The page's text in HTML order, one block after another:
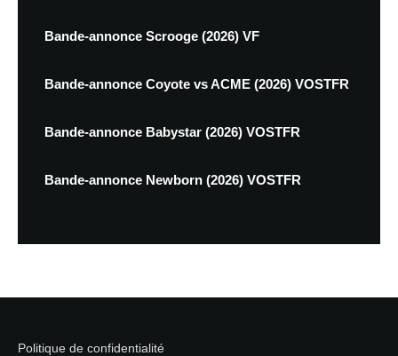
Bande-annonce Scrooge (2026) VF
Bande-annonce Coyote vs ACME (2026) VOSTFR
Bande-annonce Babystar (2026) VOSTFR
Bande-annonce Newborn (2026) VOSTFR
Politique de confidentialité